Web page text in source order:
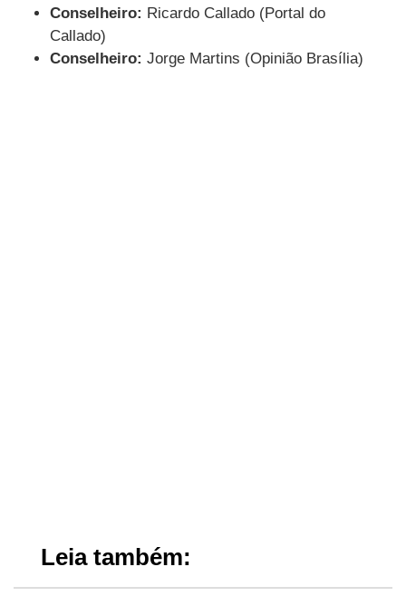
Conselheiro: Ricardo Callado (Portal do
Callado)
Conselheiro: Jorge Martins (Opinião Brasília)
Leia também: